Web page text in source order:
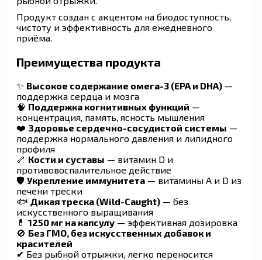
Продукт создан с акцентом на биодоступность,
чистоту и эффективность для ежедневного
приёма.
Преимущества продукта
✨ Высокое содержание омега-3 (EPA и DHA) —
поддержка сердца и мозга
🧠 Поддержка когнитивных функций —
концентрация, память, ясность мышления
❤️ Здоровье сердечно-сосудистой системы —
поддержка нормального давления и липидного
профиля
🦴 Кости и суставы — витамин D и
противовоспалительное действие
🛡 Укрепление иммунитета — витамины A и D из
печени трески
🐟 Дикая треска (Wild-Caught) — без
искусственного выращивания
💊 1250 мг на капсулу — эффективная дозировка
🚫 Без ГМО, без искусственных добавок и
красителей
✔ Без рыбной отрыжки, легко переносится